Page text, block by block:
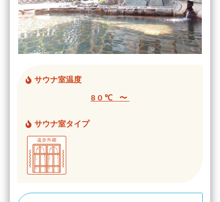
サウナ室温度
80℃ 〜
サウナ室タイプ